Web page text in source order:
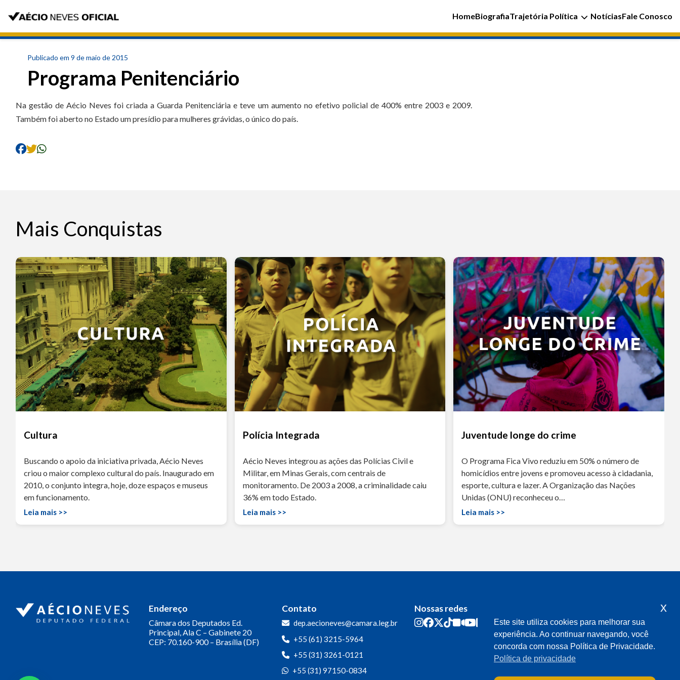
HomeBiografiaTrajetória Política NotíciasFale Conosco
Publicado em 9 de maio de 2015
Programa Penitenciário
Na gestão de Aécio Neves foi criada a Guarda Penitenciária e teve um aumento no efetivo policial de 400% entre 2003 e 2009.
Também foi aberto no Estado um presídio para mulheres grávidas, o único do país.
Mais Conquistas
Cultura
Buscando o apoio da iniciativa privada, Aécio Neves
criou o maior complexo cultural do país. Inaugurado em
2010, o conjunto integra, hoje, doze espaços e museus
em funcionamento.
Leia mais >>
Polícia Integrada
Aécio Neves integrou as ações das Polícias Civil e
Militar, em Minas Gerais, com centrais de
monitoramento. De 2003 a 2008, a criminalidade caiu
36% em todo Estado.
Leia mais >>
Juventude longe do crime
O Programa Fica Vivo reduziu em 50% o número de
homicídios entre jovens e promoveu acesso à cidadania,
esporte, cultura e lazer. A Organização das Nações
Unidas (ONU) reconheceu o…
Leia mais >>
Endereço
Câmara dos Deputados Ed.
Principal, Ala C – Gabinete 20
CEP: 70.160-900 – Brasília (DF)
Contato
dep.aecioneves@camara.leg.br
+55 (61) 3215-5964
+55 (31) 3261-0121
+55 (31) 97150-0834
Nossas redes
Este site utiliza cookies para melhorar sua
experiência. Ao continuar navegando, você
concorda com nossa Política de Privacidade.
Política de privacidade
x